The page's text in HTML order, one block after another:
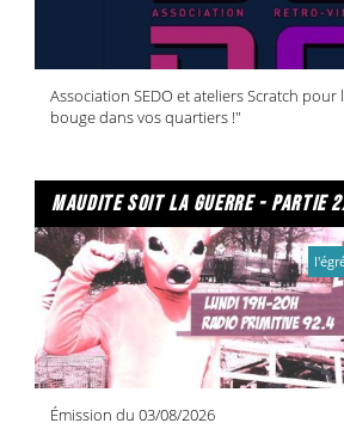
Association SEDO et ateliers Scratch pour
bouge dans vos quartiers !"
maudite soit la guerre - partie
Émission du 03/08/2026